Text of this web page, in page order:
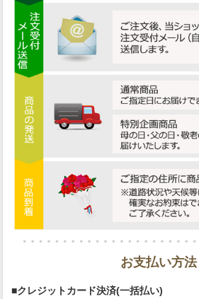
お支払い方法
■クレジットカード決済(一括払い)